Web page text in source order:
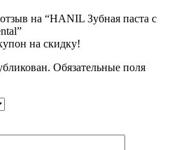
на “HANIL Зубная паста с
на скидку!
Обязательные поля